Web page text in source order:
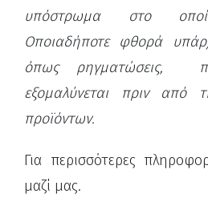
υπόστρωμα στο
Οποιαδήποτε φθορά
όπως ρηγματώσεις,
εξομαλύνεται πριν από
προϊόντων.
Για περισσότερες
μαζί μας.